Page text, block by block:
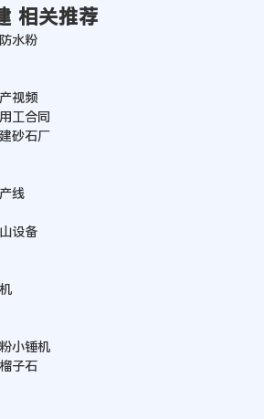
相关推荐
水粉
视频
工合同
砂石厂
线
设备
小锤机
子石